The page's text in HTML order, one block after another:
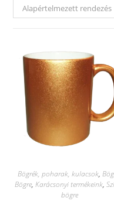
Alapértelmezett rendezés
Bögrék, poharak, kulacsok,
Bögre, Karácsonyi termékeink,
bögre